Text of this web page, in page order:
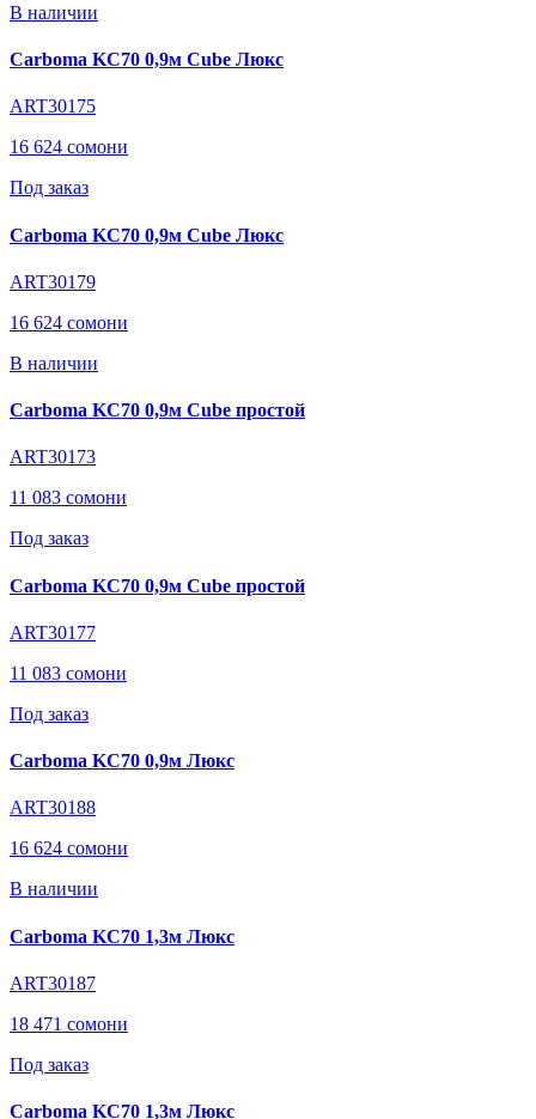
В наличии
Carboma KC70 0,9м Cube Люкс
ART30175
16 624 сомони
Под заказ
Carboma KC70 0,9м Cube Люкс
ART30179
16 624 сомони
В наличии
Carboma KC70 0,9м Cube простой
ART30173
11 083 сомони
Под заказ
Carboma KC70 0,9м Cube простой
ART30177
11 083 сомони
Под заказ
Carboma KC70 0,9м Люкс
ART30188
16 624 сомони
В наличии
Carboma KC70 1,3м Люкс
ART30187
18 471 сомони
Под заказ
Carboma KC70 1,3м Люкс